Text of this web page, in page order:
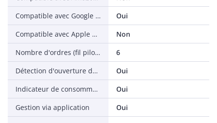
Compatible avec Google Assistant
Oui
Compatible avec Apple HomeKit
Non
Nombre d'ordres (fil pilote)
6
Détection d'ouverture de fenêtre
Oui
Indicateur de consommation
Oui
Gestion via application
Oui